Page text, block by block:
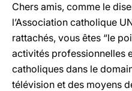
Chers amis, comme le
l’Association catholique
rattachés, vous êtes “le
activités professionnelles
catholiques dans le
télévision et des moyens